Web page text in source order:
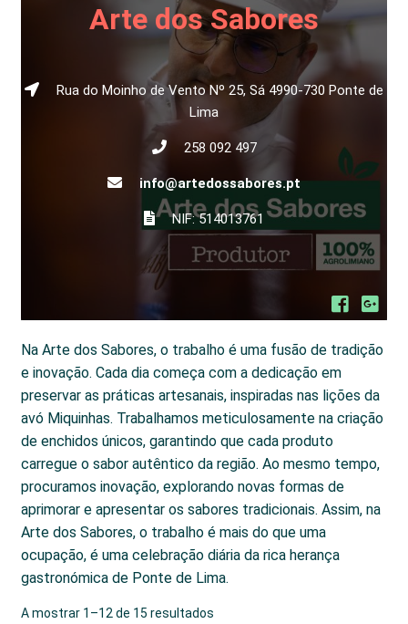
Arte dos Sabores
Rua do Moinho de Vento Nº 25, Sá 4990-730 Ponte de
Lima
258 092 497
info@artedossabores.pt
NIF: 514013761
Na Arte dos Sabores, o trabalho é uma fusão de tradição
e inovação. Cada dia começa com a dedicação em
preservar as práticas artesanais, inspiradas nas lições da
avó Miquinhas. Trabalhamos meticulosamente na criação
de enchidos únicos, garantindo que cada produto
carregue o sabor autêntico da região. Ao mesmo tempo,
procuramos inovação, explorando novas formas de
aprimorar e apresentar os sabores tradicionais. Assim, na
Arte dos Sabores, o trabalho é mais do que uma
ocupação, é uma celebração diária da rica herança
gastronómica de Ponte de Lima.
A mostrar 1–12 de 15 resultados